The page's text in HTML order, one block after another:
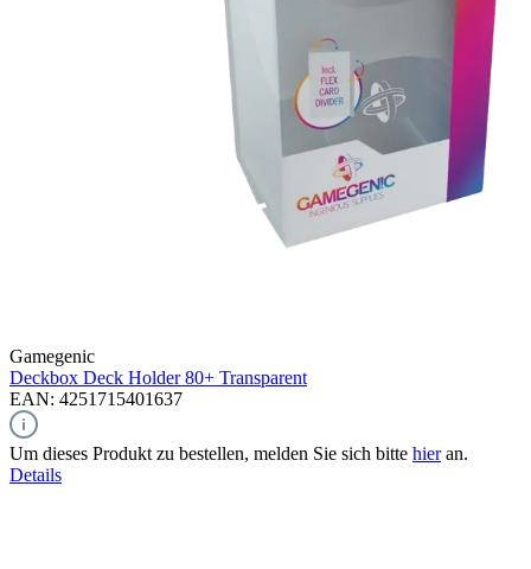
Gamegenic
Deckbox Deck Holder 80+ Transparent
EAN: 4251715401637
Um dieses Produkt zu bestellen, melden Sie sich bitte hieran.
Details